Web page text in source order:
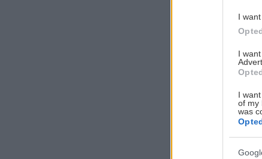
I
I
I
of my
was